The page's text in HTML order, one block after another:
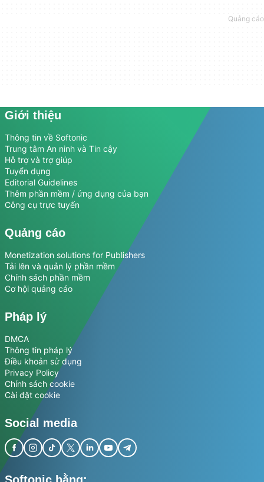
Giới thiệu
Thông tin về Softonic
Trung tâm An ninh và Tin cậy
Hỗ trợ và trợ giúp
Tuyển dụng
Editorial Guidelines
Thêm phần mềm / ứng dụng của bạn
Công cụ trực tuyến
Quảng cáo
Monetization solutions for Publishers
Tải lên và quản lý phần mềm
Chính sách phần mềm
Cơ hội quảng cáo
Pháp lý
DMCA
Thông tin pháp lý
Điều khoản sử dụng
Privacy Policy
Chính sách cookie
Cài đặt cookie
Social media